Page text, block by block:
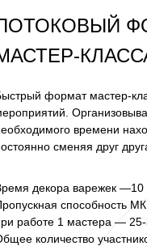
ПОТОКОВЫЙ
МАССОВЫХ
КЛАССОМ, ГДЕ
НАХОДИТСЯ МАСТЕР, А
ДРУГ ДРУГА.
РАБОТЕ 1 МАСТЕРА —
КОЛИЧЕСТВО
декора варежек —10
способность МК
работе 1 мастера —
количество
формат мастер-
времени
сменяя друг